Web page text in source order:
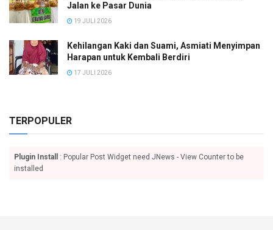
Jalan ke Pasar Dunia
19 JULI 2026
Kehilangan Kaki dan Suami, Asmiati Menyimpan
Harapan untuk Kembali Berdiri
17 JULI 2026
TERPOPULER
Plugin Install
: Popular Post Widget need JNews - View Counter to be
installed